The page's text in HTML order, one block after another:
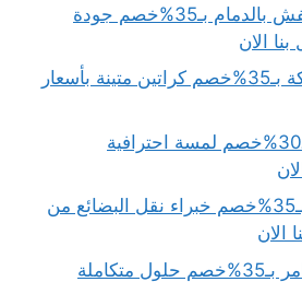
ارخص شركة نقل عفش بالدمام بـ35%خصم جودة
الان
كراتين نقل عفش مكة بـ35%خصم كراتين متينة بأسعار
توصيل عفش جدة بـ30%خصم لمسة احترافية
نقل بضائع من جدة بـ35%خصم خبراء نقل البضائع من
الان
نقل عفش جدة السامر بـ35%خصم حلول متكاملة